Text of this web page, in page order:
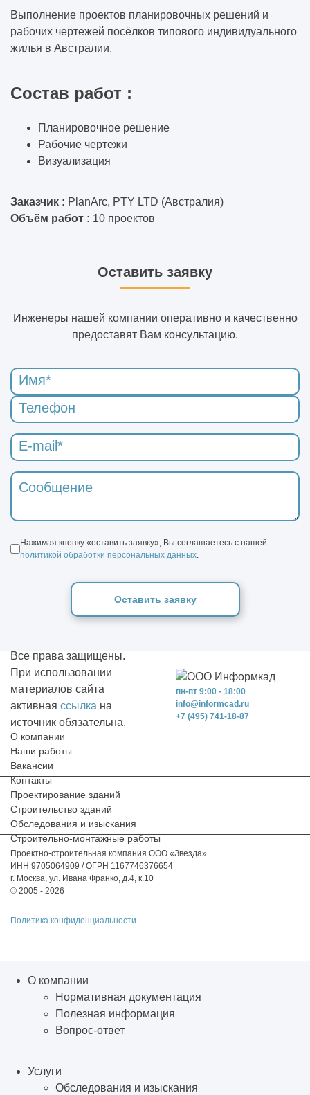
Выполнение проектов планировочных решений и
рабочих чертежей посёлков типового индивидуального
жилья в Австралии.
Состав работ :
Планировочное решение
Рабочие чертежи
Визуализация
Заказчик : PlanArc, PTY LTD (Австралия)
Объём работ : 10 проектов
Оставить заявку
Инженеры нашей компании оперативно и качественно
предоставят Вам консультацию.
Нажимая кнопку «оставить заявку», Вы соглашаетесь с нашей
политикой обработки персональных данных.
Оставить заявку
пн-пт 9:00 - 18:00
+7 (495) 741-18-87
info@informcad.ru
О компании
Наши работы
Вакансии
Контакты
Проектирование зданий
Строительство зданий
Обследования и изыскания
Строительно-монтажные работы
Проектно-строительная компания ООО «Звезда»
ИНН 9705064909 / ОГРН 1167746376654
г. Москва, ул. Ивана Франко, д.4, к.10
© 2005 - 2026
Политика конфиденциальности
Все права защищены.
При использовании
материалов сайта
активная ссылка на
источник обязательна.
О компании
Нормативная документация
Полезная информация
Вопрос-ответ
Услуги
Обследования и изыскания